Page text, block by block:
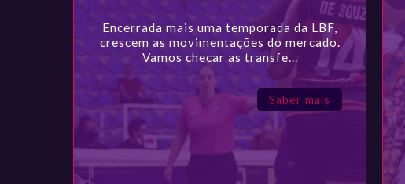
Encerrada mais uma temporada da LBF,
crescem as movimentações do mercado.
Vamos checar as transfe...
Saber mais